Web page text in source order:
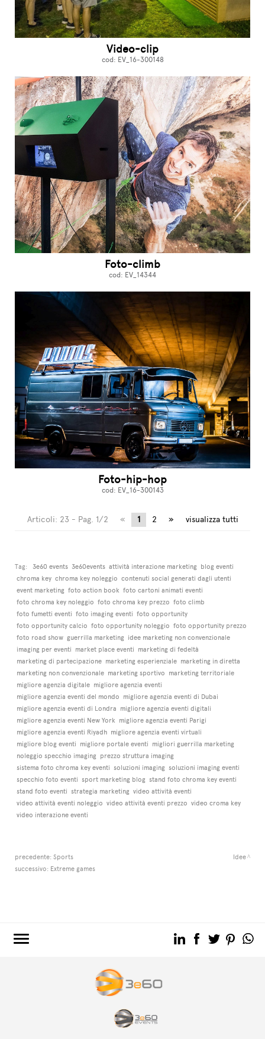
Video-clip
cod: EV_16-300148
Foto-climb
cod: EV_14344
Foto-hip-hop
cod: EV_16-300143
Articoli: 23 - Pag. 1/2 « 1 2 » visualizza tutti
Tag: 3e60 events 3e60events attività interazione marketing blog eventi
chroma key chroma key noleggio contenuti social generati dagli utenti
event marketing foto action book foto cartoni animati eventi
foto chroma key noleggio foto chroma key prezzo foto climb
foto fumetti eventi foto imaging eventi foto opportunity
foto opportunity calcio foto opportunity noleggio foto opportunity prezzo
foto road show guerrilla marketing idee marketing non convenzionale
imaging per eventi market place eventi marketing di fedeltà
marketing di partecipazione marketing esperienziale marketing in diretta
marketing non convenzionale marketing sportivo marketing territoriale
migliore agenzia digitale migliore agenzia eventi
migliore agenzia eventi del mondo migliore agenzia eventi di Dubai
migliore agenzia eventi di Londra migliore agenzia eventi digitali
migliore agenzia eventi New York migliore agenzia eventi Parigi
migliore agenzia eventi Riyadh migliore agenzia eventi virtuali
migliore blog eventi migliore portale eventi migliori guerrilla marketing
noleggio specchio imaging prezzo struttura imaging
sistema foto chroma key eventi soluzioni imaging soluzioni imaging eventi
specchio foto eventi sport marketing blog stand foto chroma key eventi
stand foto eventi strategia marketing video attività eventi
video attività eventi noleggio video attività eventi prezzo video croma key
video interazione eventi
precedente: Sports
successivo: Extreme games
Idee